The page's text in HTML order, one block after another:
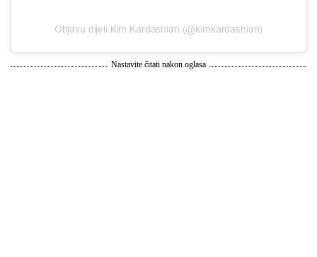
Objavu dijeli Kim Kardashian (@kimkardashian)
Nastavite čitati nakon oglasa